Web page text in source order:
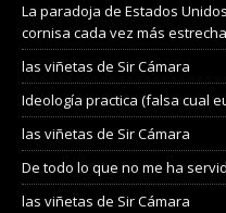
La paradoja de Estados
cornisa cada vez más estrecha
las viñetas de Sir Cámara
Ideología practica (falsa cual
las viñetas de Sir Cámara
De todo lo que no me ha
las viñetas de Sir Cámara